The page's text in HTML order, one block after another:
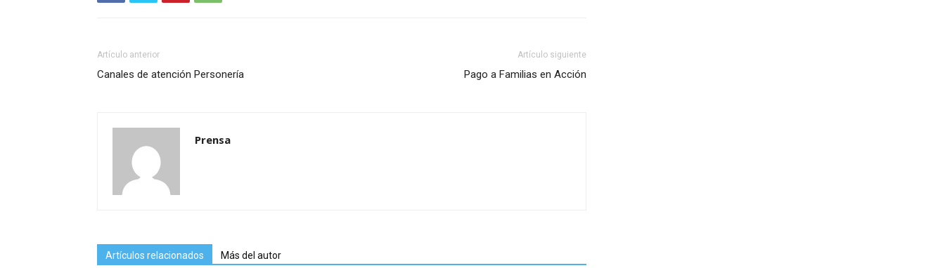
Artículo anterior
Canales de atención Personería
Artículo siguiente
Pago a Familias en Acción
Prensa
Artículos relacionados Más del autor